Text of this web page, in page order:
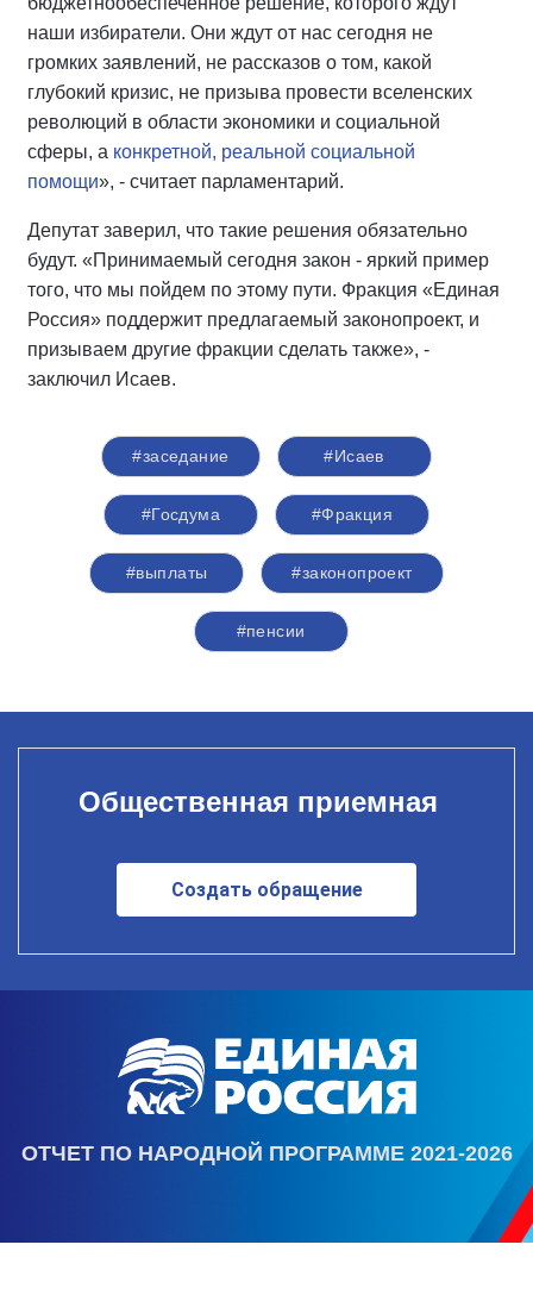
наши избиратели. Они ждут от нас сегодня не
громких заявлений, не рассказов о том, какой
глубокий кризис, не призыва провести вселенских
революций в области экономики и социальной
сферы, а конкретной, реальной социальной
помощи», - считает парламентарий.
Депутат заверил, что такие решения обязательно
будут. «Принимаемый сегодня закон - яркий пример
того, что мы пойдем по этому пути. Фракция «Единая
Россия» поддержит предлагаемый законопроект, и
призываем другие фракции сделать также», -
заключил Исаев.
#заседание #Исаев
#Госдума #Фракция
#выплаты #законопроект
#пенсии
Общественная приемная
Создать обращение
ОТЧЕТ ПО НАРОДНОЙ ПРОГРАММЕ 2021-2026